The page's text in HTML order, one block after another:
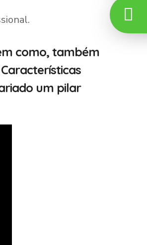
como, também
um pilar